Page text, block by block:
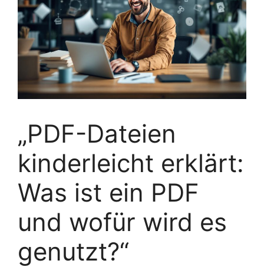
„PDF-Dateien
kinderleicht erklärt:
Was ist ein PDF
und wofür wird es
genutzt?“